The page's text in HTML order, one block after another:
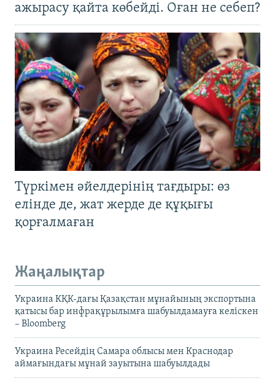
ажырасу қайта көбейді. Оған не себеп?
Түркімен әйелдерінің тағдыры: өз
елінде де, жат жерде де құқығы
қорғалмаған
Жаңалықтар
Украина КҚК-дағы Қазақстан мұнайының экспортына
қатысы бар инфрақұрылымға шабуылдамауға келіскен
– Bloomberg
Украина Ресейдің Самара облысы мен Краснодар
аймағындағы мұнай зауытына шабуылдады